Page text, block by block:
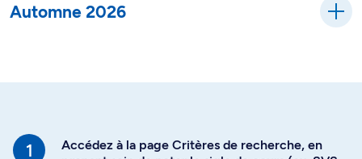
Automne 2026
Accédez à la page Critères de recherche, en